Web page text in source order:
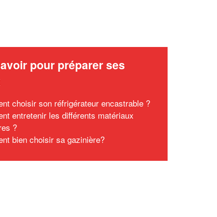
pour préparer ses
choisir son réfrigérateur encastrable ?
entretenir les différents matériaux
?
bien choisir sa gazinière?